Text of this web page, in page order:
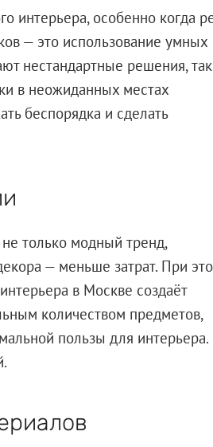
интерьера, особенно когда
— это использование умных
нестандартные решения,
в неожиданных местах
беспорядка и сделать
только модный тренд,
— меньше затрат. При
в Москве создаёт
количеством предметов,
пользы для интерьера.